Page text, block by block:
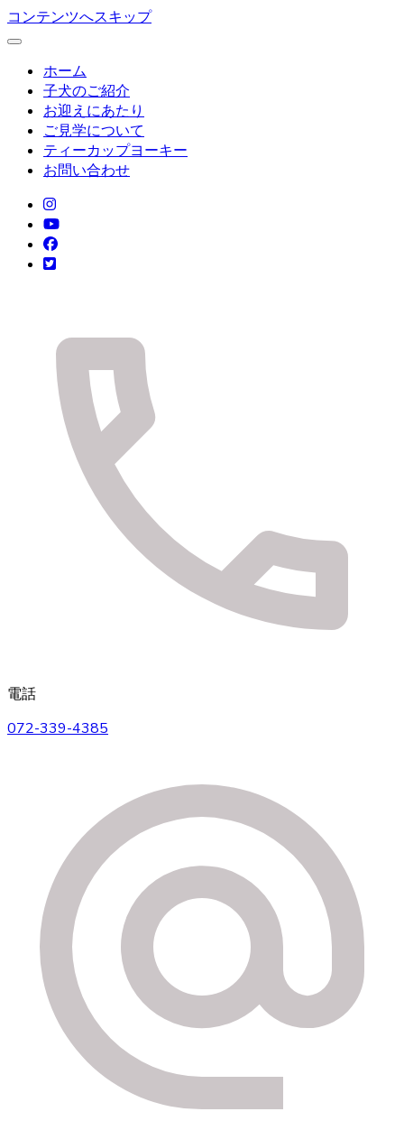
コンテンツへスキップ
ホーム
子犬のご紹介
お迎えにあたり
ご見学について
ティーカップヨーキー
お問い合わせ
電話
072-339-4385